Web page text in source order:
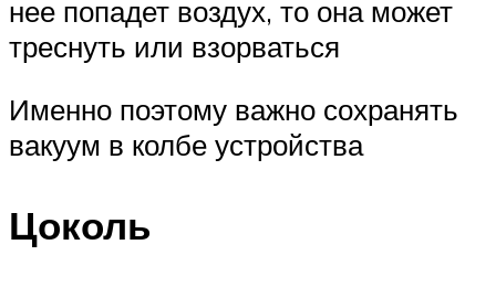
нее попадет воздух, то она может
треснуть или взорваться
Именно поэтому важно сохранять
вакуум в колбе устройства
Цоколь